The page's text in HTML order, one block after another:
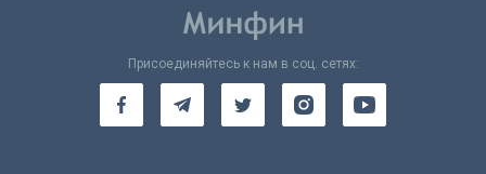
Присоединяйтесь к нам в соц. сетях: